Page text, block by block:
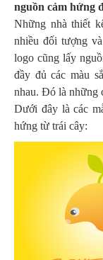
nguồn cảm hứng
Những nhà thiết
nhiều đối tượng
logo cũng lấy
đầy đủ các màu
nhau. Đó là những
Dưới đây là các
hứng từ trái cây: